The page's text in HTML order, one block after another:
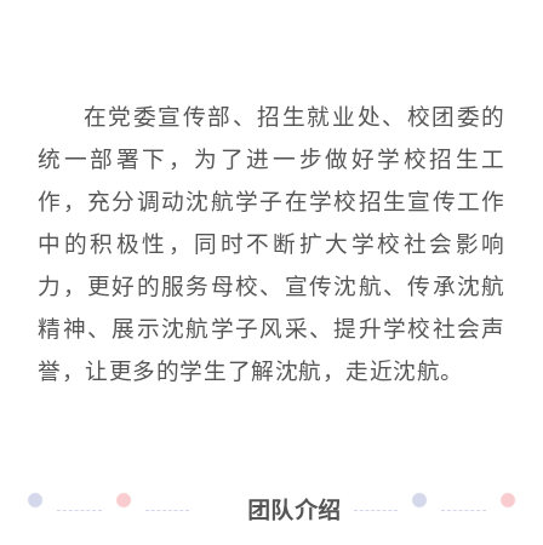
在党委宣传部、招生就业处、校团委的
统一部署下，为了进一步做好学校招生工
作，充分调动沈航学子在学校招生宣传工作
中的积极性，同时不断扩大学校社会影响
力，更好的服务母校、宣传沈航、传承沈航
精神、展示沈航学子风采、提升学校社会声
誉，让更多的学生了解沈航，走近沈航。
团队介绍